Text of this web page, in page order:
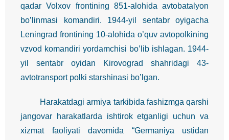
qadar Volxov frontining 851-alohida avtobatalyon
bo’linmasi komandiri. 1944-yil sentabr oyigacha
Leningrad frontining 10-alohida o’quv avtopolkining
vzvod komandiri yordamchisi bo’lib ishlagan. 1944-
yil sentabr oyidan Kirovograd shahridagi 43-
avtotransport polki starshinasi bo’lgan.
Harakatdagi armiya tarkibida fashizmga qarshi
jangovar harakatlarda ishtirok etganligi uchun va
xizmat faoliyati davomida “Germaniya ustidan